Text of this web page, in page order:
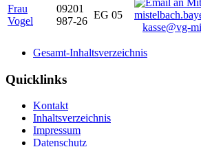
Frau
Vogel
09201
987-26
EG 05
kasse@vg-
Gesamt-Inhaltsverzeichnis
Quicklinks
Kontakt
Inhaltsverzeichnis
Impressum
Datenschutz